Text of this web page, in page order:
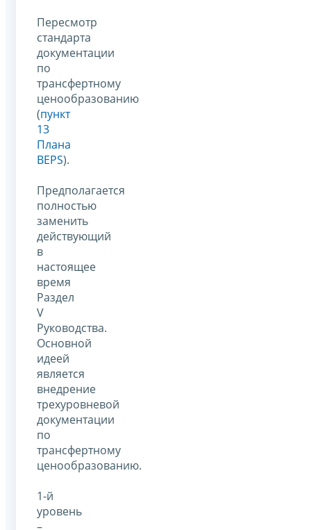
Пересмотр
стандарта
документации
по
трансфертному
ценообразованию
(пункт
13
Плана
BEPS).
Предполагается
полностью
заменить
действующий
в
настоящее
время
Раздел
V
Руководства.
Основной
идеей
является
внедрение
трехуровневой
документации
по
трансфертному
ценообразованию.
1-й
уровень
–